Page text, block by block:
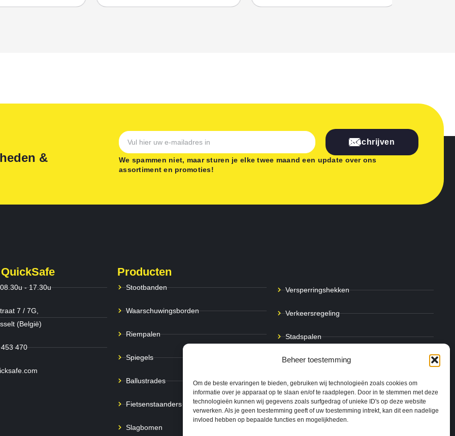
Beheer toestemming
Om de beste ervaringen te bieden, gebruiken wij technologieën zoals cookies om
informatie over je apparaat op te slaan en/of te raadplegen. Door in te stemmen met deze
technologieën kunnen wij gegevens zoals surfgedrag of unieke ID's op deze website
verwerken. Als je geen toestemming geeft of uw toestemming intrekt, kan dit een nadelige
invloed hebben op bepaalde functies en mogelijkheden.
&
Inschrijven
We spammen niet, maar sturen je elke twee maand een update over ons
assortiment en promoties!
- 17.30u
7 / 7G,
(België)
470
Producten
Stootbanden
Waarschuwingsborden
Riempalen
Spiegels
Ballustrades
Fietsenstaanders
Slagbomen
Versperringshekken
Verkeersregeling
Stadspalen
Afzetpalen
Bodemmarkering
Ram- & Aanrijbeveiliging